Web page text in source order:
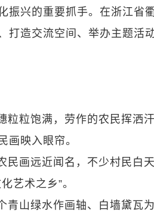
振兴的重要抓手。在浙江省
打造交流空间、举办主题活
粒粒饱满，劳作的农民挥
画映入眼帘。
民画远近闻名，不少村民白
艺术之乡”。
青山绿水作画轴、白墙黛瓦